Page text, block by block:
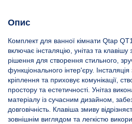
Опис
Комплект для ванної кімнати Qtap
включає інсталяцію, унітаз та
рішення для створення стильного,
функціонального інтер'єру.
кріплення та приховує комунікації,
простору та естетичності. Унітаз
матеріалу із сучасним дизайном,
довговічність. Клавіша змиву
зовнішнім виглядом та легкістю